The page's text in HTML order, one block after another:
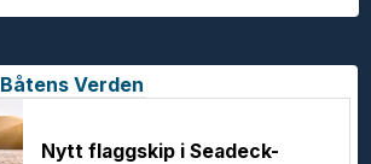
Båtens Verden
Nytt flaggskip i Seadeck-